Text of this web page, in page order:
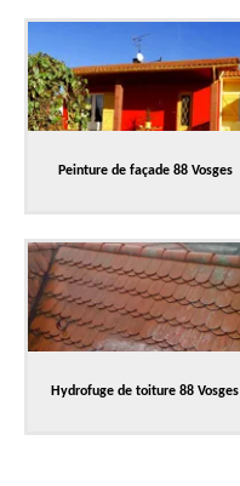
Peinture de façade 88 Vosges
Hydrofuge de toiture 88 Vosges